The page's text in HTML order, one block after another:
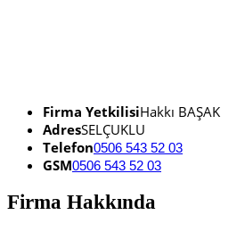
Firma YetkilisiHakkı BAŞAK
AdresSELÇUKLU
Telefon0506 543 52 03
GSM0506 543 52 03
Firma Hakkında